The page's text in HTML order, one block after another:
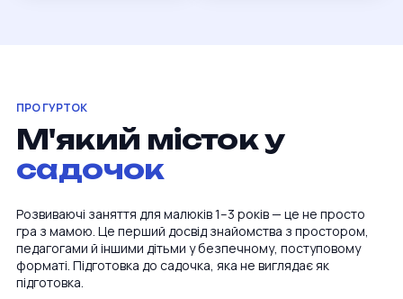
ПРО ГУРТОК
М'який місток у
садочок
Розвиваючі заняття для малюків 1–3 років — це не просто
гра з мамою. Це перший досвід знайомства з простором,
педагогами й іншими дітьми у безпечному, поступовому
форматі. Підготовка до садочка, яка не виглядає як
підготовка.